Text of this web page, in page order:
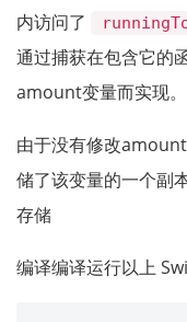
内访问了
通过捕获在包含它的
amount变量而实现。
由于没有修改
储了该变量的一个副
存储
编译编译运行以上